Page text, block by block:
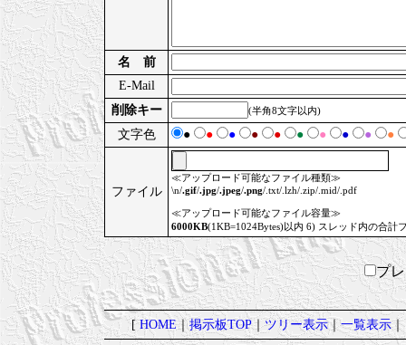
名 前
E-Mail
削除キー
(半角8文字以内)
文字色 ● ● ● ● ● ● ● ● ● ●
ファイル
≪アップロード可能なファイル種類≫
\n/.gif/.jpg/.jpeg/.png/.txt/.lzh/.zip/.mid/.pdf
≪アップロード可能なファイル容量≫
6000KB(1KB=1024Bytes)以内 6) スレッド内の合計
プ
[HOME｜掲示板TOP｜ツリー表示｜一覧表示｜